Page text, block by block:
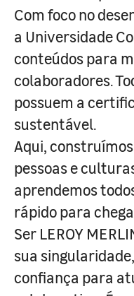
Com foco no
a Universidade
conteúdos para
colaboradores.
possuem a
sustentável.
Aqui,
pessoas e
aprendemos
rápido para
Ser LEROY
sua
confiança para